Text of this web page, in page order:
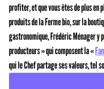
profiter, et que vous êtes de plus en
produits de la Ferme bio, sur la
gastronomique, Frédéric Ménager
producteurs » qui composent la «
qui le Chef partage ses valeurs, tel